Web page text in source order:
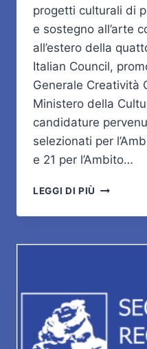
progetti culturali di
e sostegno all’arte
all’estero della
Italian Council,
Generale Creatività
Ministero della
candidature
selezionati per
e 21 per l’Ambito…
LEGGI DI PIÙ ITALIAN
–
14